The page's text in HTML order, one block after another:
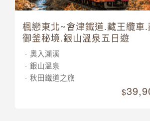
楓戀東北~會津鐵道.藏王纜車.
御釜秘境.銀山溫泉五日遊
奧入瀨溪
銀山溫泉
秋田鐵道之旅